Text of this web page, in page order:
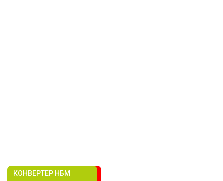
КОНВЕРТЕР НБМ